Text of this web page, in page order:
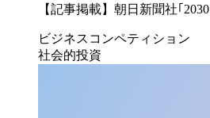
【記事掲載】朝日新聞社｢
ビジネスコンペティション
社会的投資